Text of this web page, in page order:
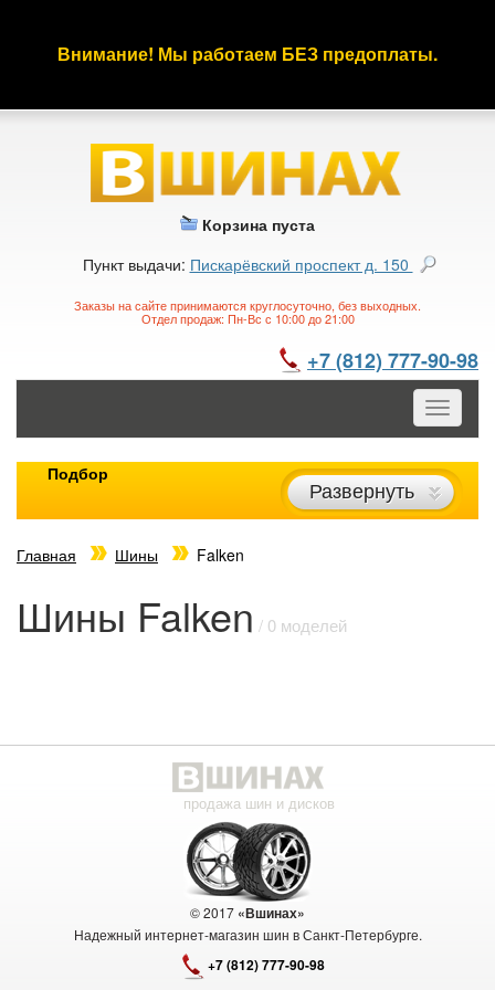
Внимание! Мы работаем БЕЗ предоплаты.
Корзина пуста
Пункт выдачи: Пискарёвский проспект д. 150
Заказы на сайте принимаются круглосуточно, без выходных.
Отдел продаж: Пн-Вс с 10:00 до 21:00
+7 (812) 777-90-98
Toggle
Подбор
Развернуть
Главная Шины Falken
Шины Falken / 0 моделей
продажа шин и дисков
© 2017 «Вшинах»
Надежный интернет-магазин шин в Санкт-Петербурге.
+7 (812) 777-90-98